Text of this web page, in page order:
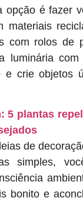
opção é fazer
materiais
com rolos de
luminária
e crie objetos
5 plantas
de
simples,
bonito e